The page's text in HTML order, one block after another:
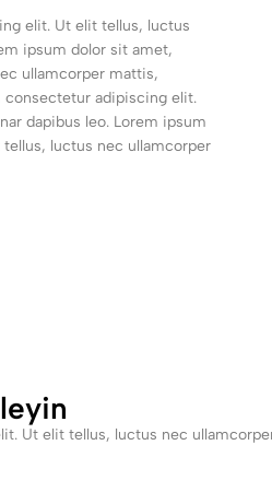
elit. Ut elit tellus, luctus
ipsum dolor sit amet,
ullamcorper mattis,
consectetur adipiscing elit.
dapibus leo. Lorem ipsum
luctus nec ullamcorper
Ut elit tellus, luctus nec